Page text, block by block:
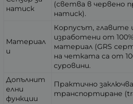
натиск
(светва в червено
натиск).
Материал
и
Корпусът, главите
изработени от
материал (GRS
на четката са от
суровини.
Допълнит
елни
функции
Практично
транспортиране